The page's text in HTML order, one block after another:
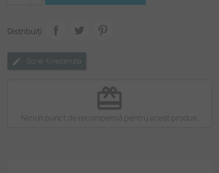
Distribuiți
Scrie-ți recenzia
redeem
Niciun punct de recompensă pentru acest produs.